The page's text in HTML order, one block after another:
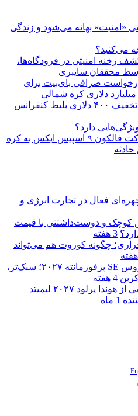
«امنیت» بهانه می‌شود و زندگی
می‌کنید؟
رخنه امنیتی در فرودگاه‌ها،
محققان سایبری
درخواست صرافی بای‌بیت برای
فرصت استثنایی: دریافت تخفیف ۴۰۰ دلاری بلیط کنفرانس
دارد؟
برخورد قطعه غیرفعال راکت فالکون ۹ اسپیس ایکس به کره
فعال در تجارت انرژی و
۲۰۲۶؛ موش کوچک و دوست‌داشتنی با قیمت
3 هفته
چگونه کوروت هم می‌تواند
رونمایی از لامبورگینی اوروس SE پرفورمانته ۲۰۲۷؛ سبک‌تر،
4 هفته
شاهکار جدید ژاپنی؛ رونمایی از هوندا پرلود ۲۰۲۷ لیمیتد
1 ماه